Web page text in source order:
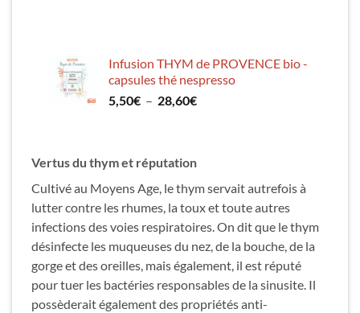
variations.
Les
options
sur
la
page
du
Infusion THYM de PROVENCE bio -
capsules thé nespresso
5,50€ – 28,60€Plage
à
28,60€
Vertus du thym et réputation
Cultivé au Moyens Age, le thym servait autrefois à
lutter contre les rhumes, la toux et toute autres
infections des voies respiratoires. On dit que le thym
désinfecte les muqueuses du nez, de la bouche, de la
gorge et des oreilles, mais également, il est réputé
pour tuer les bactéries responsables de la sinusite. Il
possèderait également des propriétés anti-